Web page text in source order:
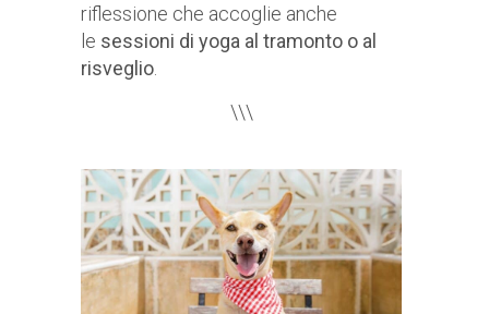
riflessione che accoglie anche
le sessioni di yoga al tramonto o al
risveglio.
\\\